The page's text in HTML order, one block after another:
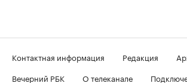
Контактная информация Редакция
Вечерний РБК
О телеканале